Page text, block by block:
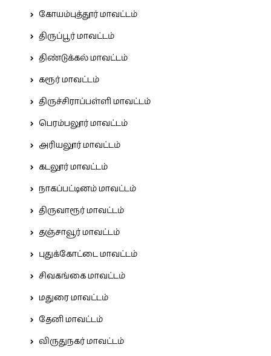
கோயம்புத்தூர் மாவட்டம்
திருப்பூர் மாவட்டம்
திண்டுக்கல் மாவட்டம்
கரூர் மாவட்டம்
திருச்சிராப்பள்ளி மாவட்டம்
பெரம்பலூர் மாவட்டம்
அரியலூர் மாவட்டம்
கடலூர் மாவட்டம்
நாகப்பட்டினம் மாவட்டம்
திருவாரூர் மாவட்டம்
தஞ்சாவூர் மாவட்டம்
புதுக்கோட்டை மாவட்டம்
சிவகங்கை மாவட்டம்
மதுரை மாவட்டம்
தேனி மாவட்டம்
விருதுநகர் மாவட்டம்